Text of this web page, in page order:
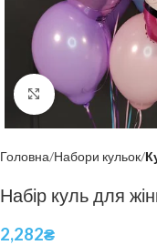
Click to enlarge
Головна Набори кульок
Набір куль для
2,282₴